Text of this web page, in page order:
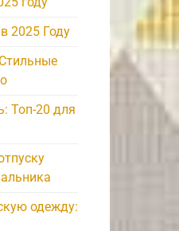
2025 Году
Топ-20 для
одежду: